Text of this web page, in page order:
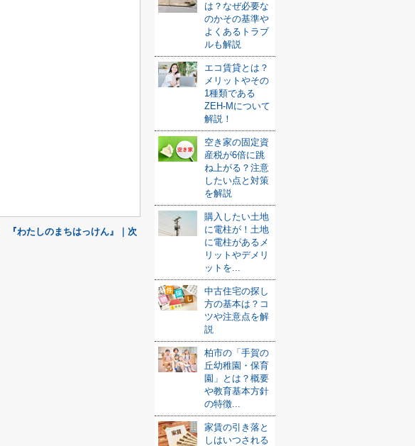
『わたしのまちはっけん』｜次
は？なぜ必要な
のかその基準や
よくあるトラブ
ルも解説
エコ賃貸とは？
メリットやその
1種類である
ZEH-Mについて
解説！
空き家の固定資
産税が6倍に跳
ね上がる？注意
したい点と対策
を解説
購入したい土地
に電柱が！土地
に電柱があるメ
リットやデメリ
ットを...
中古住宅の探し
方の基本は？コ
ツや注意点を解
説
柏市の「手賀の
丘幼稚園・保育
園」とは？概要
や教育基本方針
の特徴...
家賃の引き落と
しはいつされる